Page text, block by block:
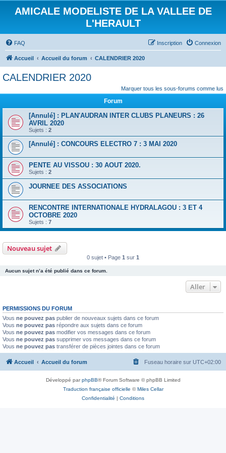
AMICALE MODELISTE DE LA VALLEE DE
L'HERAULT
FAQ Connexion
Inscription
Accueil Accueil du forum CALENDRIER 2020
CALENDRIER 2020
Marquer tous les sous-forums comme lus
Forum
[Annulé] : PLAN'AUDRAN INTER CLUBS PLANEURS : 26
AVRIL 2020
Sujets : 2
[Annulé] : CONCOURS ELECTRO 7 : 3 MAI 2020
PENTE AU VISSOU : 30 AOUT 2020.
Sujets : 2
JOURNEE DES ASSOCIATIONS
RENCONTRE INTERNATIONALE HYDRALAGOU : 3 ET 4
OCTOBRE 2020
Sujets : 7
Nouveau sujet
0 sujet • Page 1 sur 1
Aucun sujet n’a été publié dans ce forum.
Aller
PERMISSIONS DU FORUM
Vous ne pouvez pas publier de nouveaux sujets dans ce forum
Vous ne pouvez pas répondre aux sujets dans ce forum
Vous ne pouvez pas modifier vos messages dans ce forum
Vous ne pouvez pas supprimer vos messages dans ce forum
Vous ne pouvez pas transférer de pièces jointes dans ce forum
Accueil Accueil du forum Fuseau horaire sur UTC+02:00
Développé parphpBB® Forum Software © phpBB Limited
Traduction française officielle ©Miles Cellar
Confidentialité | Conditions